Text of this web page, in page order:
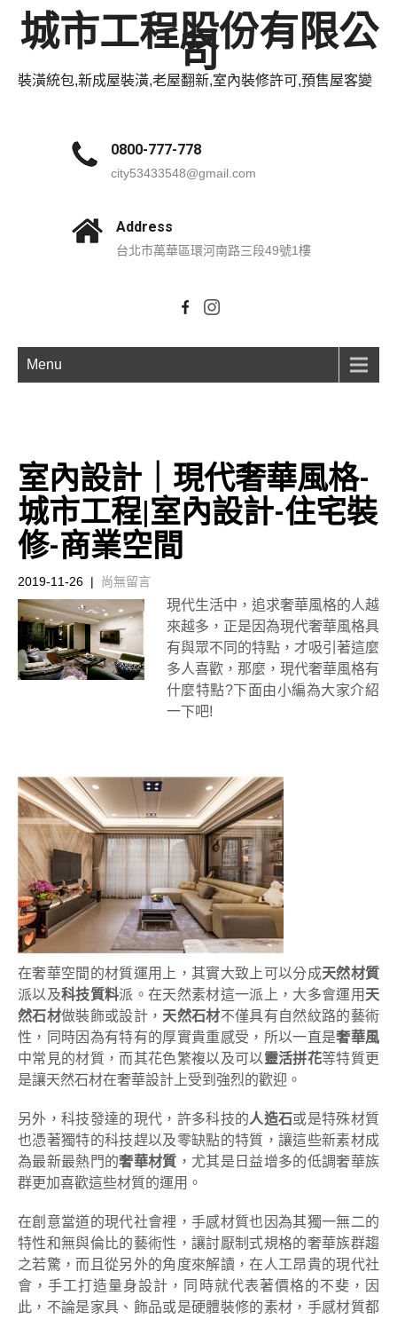
城市工程股份有限公
司
裝潢統包,新成屋裝潢,老屋翻新,室內裝修許可,預售屋客變
0800-777-778
city53433548@gmail.com
Address
台北市萬華區環河南路三段49號1樓
Menu
室內設計｜現代奢華風格-
城市工程|室內設計-住宅裝
修-商業空間
2019-11-26 | 尚無留言
現代生活中，追求奢華風格的人越
來越多，正是因為現代奢華風格具
有與眾不同的特點，才吸引著這麼
多人喜歡，那麼，現代奢華風格有
什麼特點?下面由小編為大家介紹
一下吧!
在奢華空間的材質運用上，其實大致上可以分成天然材質
派以及科技質料派。在天然素材這一派上，大多會運用 天
然石材做裝飾或設計， 天然石材不僅具有自然紋路的藝術
性，同時因為有特有的厚實貴重感受，所以一直是奢華風
中常見的材質，而其花色繁複以及可以靈活拼花等特質更
是讓天然石材在奢華設計上受到強烈的歡迎。
另外，科技發達的現代，許多科技的人造石或是特殊材質
也憑著獨特的科技趕以及零缺點的特質，讓這些新素材成
為最新最熱門的奢華材質 ，尤其是日益增多的低調奢華族
群更加喜歡這些材質的運用。
在創意當道的現代社會裡，手感材質也因為其獨一無二的
特性和無與倫比的藝術性，讓討厭制式規格的奢華族群趨
之若驚，而且從另外的角度來解讀，在人工昂貴的現代社
會，手工打造量身設計，同時就代表著價格的不斐，因
此，不論是家具、飾品或是硬體裝修的素材，手感材質都